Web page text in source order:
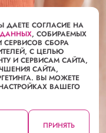
ЗА ИНТИМНОЙ ЗОНОЙ
И
ИНТИМНОЙ
СОГЛАСИЕ НА
, СОБИРАЕМЫХ
СБОРА
С ЦЕЛЬЮ
И СЕРВИСАМ САЙТА,
САЙТА,
ВЫ МОЖЕТЕ
ВАШЕГО
ПРИНЯТЬ